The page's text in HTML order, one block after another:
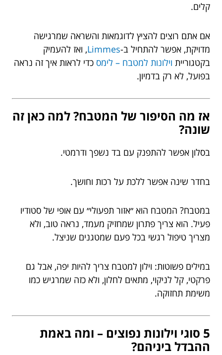
קלים.
אם אתם רוצים להציץ לדוגמאות והשראה שמרגישה
מדויקת, אפשר להתחיל ב-Limmes, ואז להעמיק
בקטגוריית וילונות למטבח – לימס כדי לראות איך זה נראה
בפועל, לא רק בדמיון.
אז מה הסיפור של המטבח? למה כאן זה
שונה?
בסלון אפשר להתפנק עם בד נשפך ודרמטי.
בחדר שינה אפשר ללכת על רכות וחושך.
במטבח? המטבח הוא ״אזור תפעולי״ עם אופי של סטודיו
פעיל. הוא צריך פתרון שמחזיק מעמד, נראה טוב, ולא
מצריך טיפול רגשי בכל פעם שמטגנים שניצל.
במילים פשוטות: וילון למטבח צריך להיות יפה, אבל גם
פרקטי, קל לניקוי, מתאים לחלון, ולא כזה שמרגיש כמו
משימת תחזוקה.
5 סוגי וילונות נפוצים – ומה באמת
ההבדל ביניהם?